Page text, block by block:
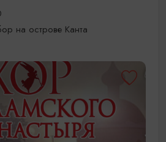
на острове Канта